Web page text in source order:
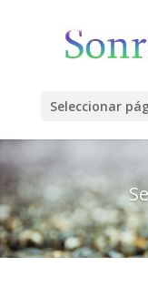
Seleccionar